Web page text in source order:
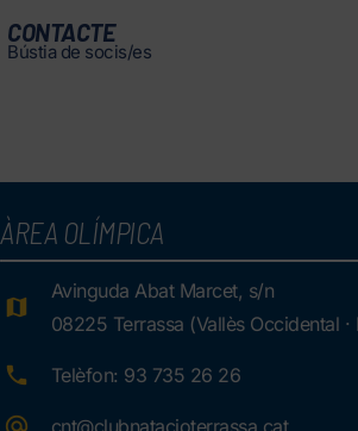
CONTACTE
Bústia de socis/es
ÀREA OLÍMPICA
Avinguda Abat Marcet, s/n
08225 Terrassa (Vallès Occidental ·
Telèfon: 93 735 26 26
cnt@clubnatacioterrassa.cat